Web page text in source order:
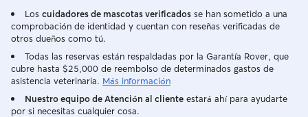
Los cuidadores de mascotas verificados se han sometido a una
comprobación de identidad y cuentan con reseñas verificadas de
otros dueños como tú.
Todas las reservas están respaldadas por la Garantía Rover, que
cubre hasta $25,000 de reembolso de determinados gastos de
asistencia veterinaria. Más información
Nuestro equipo de Atención al cliente estará ahí para ayudarte
por si necesitas cualquier cosa.